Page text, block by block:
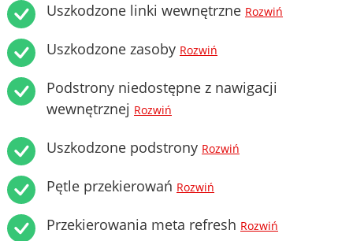
Uszkodzone linki wewnętrzne Rozwiń
Uszkodzone zasoby Rozwiń
Podstrony niedostępne z nawigacji
wewnętrznej Rozwiń
Uszkodzone podstrony Rozwiń
Pętle przekierowań Rozwiń
Przekierowania meta refresh Rozwiń